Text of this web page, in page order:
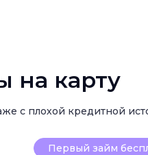
на карту
с плохой кредитной
Первый займ